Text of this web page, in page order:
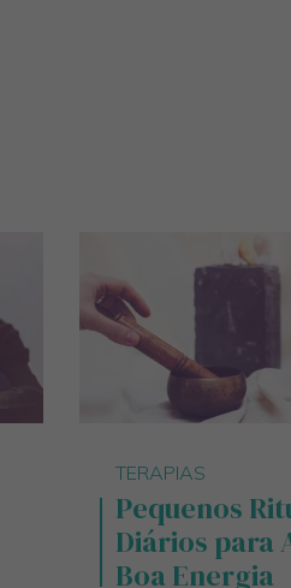
TERAPIAS
Pequenos
Diários para
Boa Energia